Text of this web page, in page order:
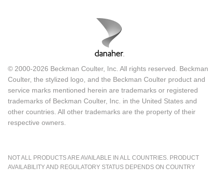
© 2000-2026 Beckman Coulter, Inc. All rights reserved. Beckman
Coulter, the stylized logo, and the Beckman Coulter product and
service marks mentioned herein are trademarks or registered
trademarks of Beckman Coulter, Inc. in the United States and
other countries. All other trademarks are the property of their
respective owners.
NOT ALL PRODUCTS ARE AVAILABLE IN ALL COUNTRIES. PRODUCT
AVAILABILITY AND REGULATORY STATUS DEPENDS ON COUNTRY